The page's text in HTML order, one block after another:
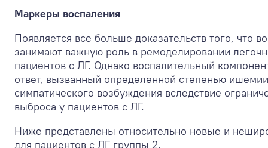
Маркеры воспаления
Появляется все больше доказательств того, что
занимают важную роль в ремоделировании
пациентов с ЛГ. Однако воспалительный
ответ, вызванный определенной степенью
симпатического возбуждения вследствие
выброса у пациентов с ЛГ.
Ниже представлены относительно новые и
для пациентов с ЛГ группы 2.